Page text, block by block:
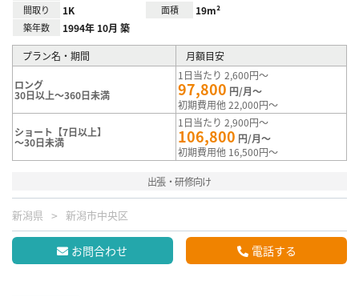
間取り 1K 面積 19m²
築年数 1994年 10月 築
プラン名・期間 月額目安
ロング
30日以上～360日未満
1日当たり 2,600円～
97,800 円/月～
初期費用他 22,000円～
ショート【7日以上】
～30日未満
1日当たり 2,900円～
106,800 円/月～
初期費用他 16,500円～
出張・研修向け
新潟県 新潟市中央区
お問合わせ 電話する